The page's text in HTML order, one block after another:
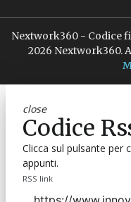
Nextwork360 - Codice
2026 Nextwork360.
close
Codice
Clicca sul pulsante per
appunti.
RSS link